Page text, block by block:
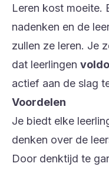
Leren kost moeite.
nadenken en de
zullen ze leren. Je
dat leerlingen
actief aan de slag
Voordelen
Je biedt elke
denken over de
Door denktijd te